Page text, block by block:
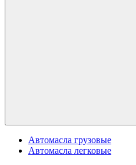
Автомасла грузовые
Автомасла легковые